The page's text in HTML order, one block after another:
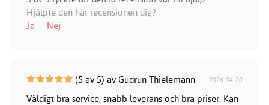
Hjälpte den här recensionen dig?
Ja
Nej
(5 av 5) av Gudrun Thielemann 2026-04-20
Väldigt bra service, snabb leverans och bra priser. Kan